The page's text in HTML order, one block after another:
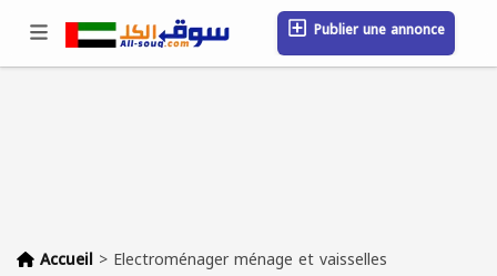
Publier une annonce
Se connecter / S'inscrire
Accueil > Electroménager ménage et vaisselles